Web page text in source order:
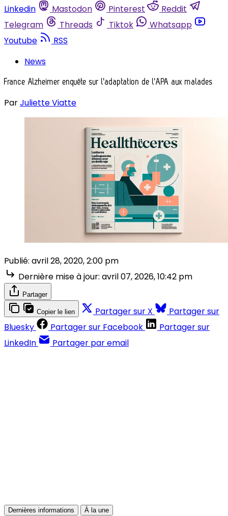
Linkedin
Mastodon Pinterest
Reddit
Telegram
Threads Tiktok
Whatsapp
Youtube
RSS
News
France Alzheimer enquête sur l'adaptation de l'APA aux malades
ParJuliette Viatte
Publié: avril 28, 2020, 2:00 pm
Dernière mise à jour: avril 07, 2026, 10:42 pm
Partager
Copier le lien Partager sur X
Partager sur
Bluesky
Partager sur Facebook
Partager sur
LinkedIn
Partager par email
Dernières informations À la une